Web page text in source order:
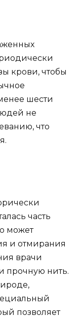
крови, чтобы
шести
не
что
часть
может
и отмирания
врачи
прочную нить.
позволяет